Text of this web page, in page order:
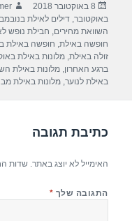
e
b
o
o
פורסם
בתאריך
8 באוקטובר 2018
באוקטובר,דילים לאילת
השוואת מחירים, חבילת נופש
חופשה באילת, חופשה באילת
זולה באילת,מלונות באילת
ברגע האחרון,מלונות באילת
באילת לנוער,מלונות באילת
כתיבת תגובה
האימייל לא יוצג באתר. שדות
התגובה שלך *